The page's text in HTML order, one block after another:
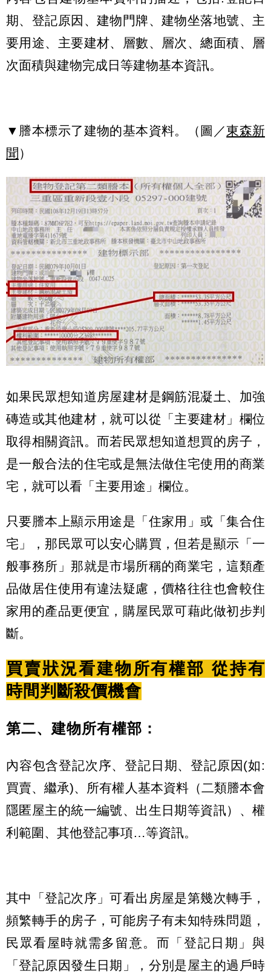
期、登記原因、建物門牌、建物坐落地號、主
要用途、主要建材、層數、層次、總面積、層
次面積與建物完成日等建物基本資訊。
▼謄本標示了建物的基本資料。（圖／東森新
聞 ）
如果民眾想知道房屋建材是鋼筋混凝土、加強
磚造或其他建材，就可以從「主要建材」欄位
取得相關資訊。而若民眾想知道想買的房子，
是一般合法的住宅或是無法做住宅使用的商業
宅，就可以看「主要用途」欄位。
只要謄本上顯示用途是「住家用」或「集合住
宅」，那民眾可以安心購買，但若是顯示「一
般事務所」那就是市場所稱的商業宅，這類產
品做居住使用有違法疑慮，價格往往也會較住
家用的產品更便宜，購屋民眾可藉此做初步判
斷。
買賣狀況看建物所有權部 從持有
時間判斷殺價機會
第二、建物所有權部：
內容包含登記次序、登記日期、登記原因(如:
買賣、繼承)、所有權人基本資料（二類謄本會
隱匿屋主的統一編號、出生日期等資訊）、權
利範圍、其他登記事項…等資訊。
其中「登記次序」可看出房屋是第幾次轉手，
頻繁轉手的房子，可能房子有未知特殊問題，
民眾看屋時就需多留意。而「登記日期」與
「登記原因發生日期」，分別是屋主的過戶時